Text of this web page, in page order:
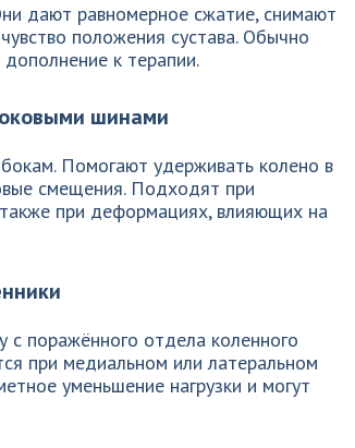
дают равномерное сжатие, снимают
положения сустава. Обычно
к терапии.
шинами
Помогают удерживать колено в
смещения. Подходят при
при деформациях, влияющих на
с поражённого отделa коленного
при медиальном или латеральном
уменьшение нагрузки и могут